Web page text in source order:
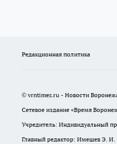
Редакционная политика
© vrntimes.ru - Новости
Сетевое издание «Время
Учредитель: Индивидуальный
Главный редактор: Имешев Э. И.